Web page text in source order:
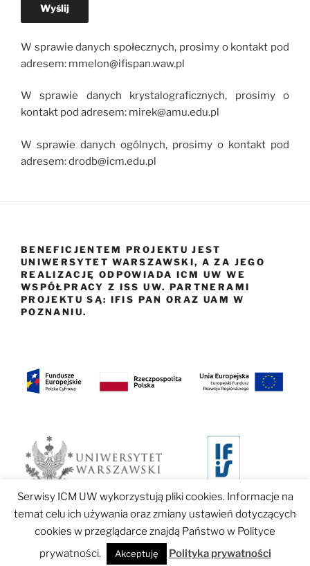
W sprawie danych społecznych, prosimy o kontakt pod
adresem: mmelon@ifispan.waw.pl
W sprawie danych krystalograficznych, prosimy o
kontakt pod adresem: mirek@amu.edu.pl
W sprawie danych ogólnych, prosimy o kontakt pod
adresem: drodb@icm.edu.pl
BENEFICJENTEM PROJEKTU JEST
UNIWERSYTET WARSZAWSKI, A ZA JEGO
REALIZACJĘ ODPOWIADA ICM UW WE
WSPÓŁPRACY Z ISS UW. PARTNERAMI
PROJEKTU SĄ: IFIS PAN ORAZ UAM W
POZNANIU.
Dumnie wspierane przez WordPress
Serwisy ICM UW wykorzystują pliki cookies. Informacje na
temat celu ich używania oraz zmiany ustawień dotyczących
cookies w przeglądarce znajdą Państwo w Polityce
prywatności.
Akceptuję Polityka prywatności